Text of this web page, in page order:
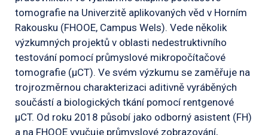
tomografie na Univerzitě aplikovaných věd v Horním
Rakousku (FHOOE, Campus Wels). Vede několik
výzkumných projektů v oblasti nedestruktivního
testování pomocí průmyslové mikropočítačové
tomografie (µCT). Ve svém výzkumu se zaměřuje na
trojrozměrnou charakterizaci aditivně vyráběných
součástí a biologických tkání pomocí rentgenové
µCT. Od roku 2018 působí jako odborný asistent (FH)
a na FHOOE vyučuje průmyslové zobrazování,